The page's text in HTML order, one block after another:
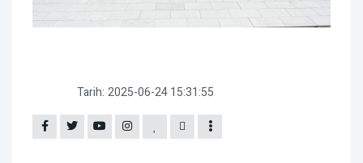
Tarih: 2025-06-24 15:31:55